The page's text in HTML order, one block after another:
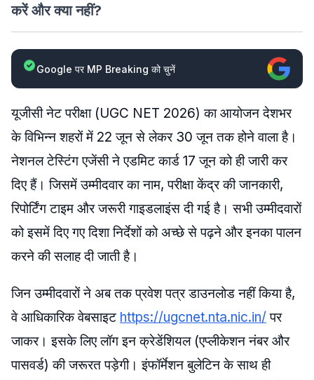
करें और क्या नहीं?
Google पर MP Breaking को चुनें
यूजीसी नेट परीक्षा (UGC NET 2026) का आयोजन देशभर
के विभिन्न शहरों में 22 जून से लेकर 30 जून तक होने वाला है।
नेशनल टेस्टिंग एजेंसी ने एडमिट कार्ड 17 जून को ही जारी कर
दिए हैं। जिसमें उम्मीदवार का नाम, परीक्षा केंद्र की जानकारी,
रिपोर्टिंग टाइम और जरूरी गाइडलाइंस दी गई है। सभी उम्मीदवारों
को इसमें दिए गए दिशा निर्देशों को अच्छे से पढ़ने और इनका पालन
करने की सलाह दी जाती है।
जिन उम्मीदवारों ने अब तक प्रवेश पत्र डाउनलोड नहीं किया है,
वे आधिकारिक वेबसाइट https://ugcnet.nta.nic.in/पर
जाकर। इसके लिए लॉग इन क्रेडेंशियल (एप्लीकेशन नंबर और
पासवर्ड) की जरूरत पड़ेगी। इंफॉर्मेशन बुलेटिन के साथ ही